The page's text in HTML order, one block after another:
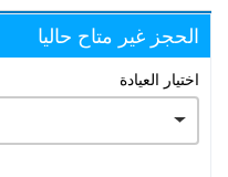
الحجز غير متاح حاليا
اختيار العيادة